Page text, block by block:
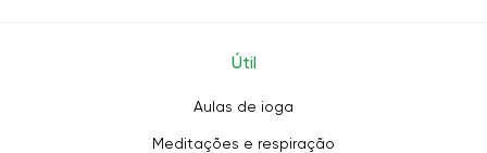
Útil
Aulas de ioga
Meditações e respiração